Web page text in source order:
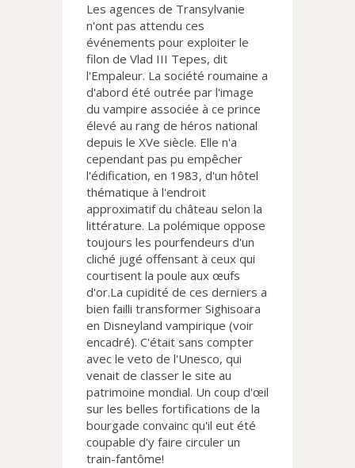
Les agences de Transylvanie
n'ont pas attendu ces
événements pour exploiter le
filon de Vlad III Tepes, dit
l'Empaleur. La société roumaine a
d'abord été outrée par l'image
du vampire associée à ce prince
élevé au rang de héros national
depuis le XVe siècle. Elle n'a
cependant pas pu empêcher
l'édification, en 1983, d'un hôtel
thématique à l'endroit
approximatif du château selon la
littérature. La polémique oppose
toujours les pourfendeurs d'un
cliché jugé offensant à ceux qui
courtisent la poule aux œufs
d'or.La cupidité de ces derniers a
bien failli transformer Sighisoara
en Disneyland vampirique (voir
encadré). C'était sans compter
avec le veto de l'Unesco, qui
venait de classer le site au
patrimoine mondial. Un coup d'œil
sur les belles fortifications de la
bourgade convainc qu'il eut été
coupable d'y faire circuler un
train-fantôme!